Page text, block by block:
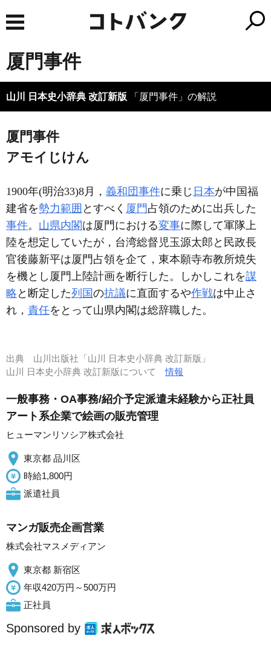
厦門事件
山川 日本史小辞典 改訂新版 「厦門事件」の解説
厦門事件
アモイじけん
1900年(明治33)8月， 義和団事件に乗じ 日本が中国福
建省を勢力範囲 とすべく 厦門 占領のために出兵した
事件。 山県内閣は厦門における変事に際して軍隊上
陸を想定していたが，台湾総督児玉源太郎と民政長
官後藤新平は厦門占領を企て，東本願寺布教所焼失
を機とし厦門上陸計画を断行した。しかしこれを謀
略 と断定した列国の抗議に直面するや作戦は中止さ
れ， 責任をとって山県内閣は総辞職した。
出典 山川出版社「山川 日本史小辞典 改訂新版」
山川 日本史小辞典 改訂新版について情報
一般事務・OA事務/紹介予定派遣未経験から正社員
アート系企業で絵画の販売管理
ヒューマンリソシア株式会社
東京都 品川区
時給1,800円
派遣社員
マンガ販売企画営業
株式会社マスメディアン
東京都 新宿区
年収420万円～500万円
正社員
Sponsored by